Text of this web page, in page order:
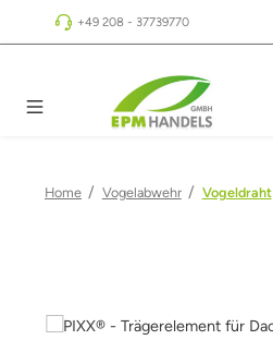
Zum Hauptinhalt springen
+49 208 - 37739770
Home / Vogelabwehr / Vogeldraht
Bildergalerie überspringen